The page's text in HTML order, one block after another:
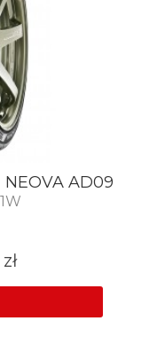
NEOVA AD09
zł